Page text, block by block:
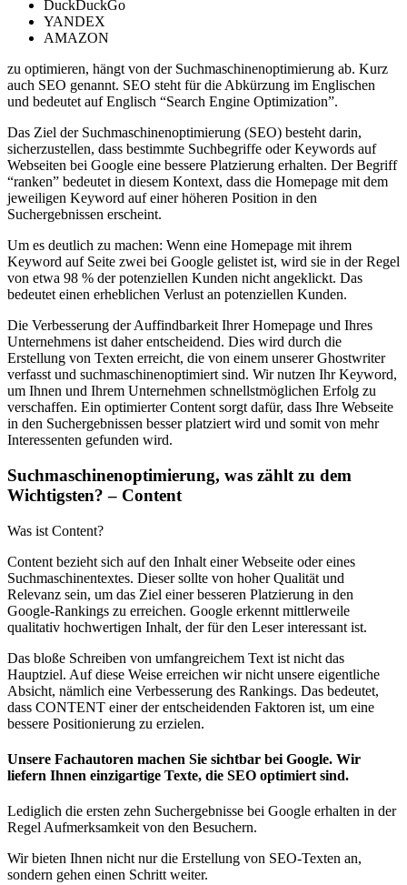
DuckDuckGo
YANDEX
AMAZON
zu optimieren, hängt von der Suchmaschinenoptimierung ab. Kurz
auch SEO genannt. SEO steht für die Abkürzung im Englischen
und bedeutet auf Englisch “Search Engine Optimization”.
Das Ziel der Suchmaschinenoptimierung (SEO) besteht darin,
sicherzustellen, dass bestimmte Suchbegriffe oder Keywords auf
Webseiten bei Google eine bessere Platzierung erhalten. Der Begriff
“ranken” bedeutet in diesem Kontext, dass die Homepage mit dem
jeweiligen Keyword auf einer höheren Position in den
Suchergebnissen erscheint.
Um es deutlich zu machen: Wenn eine Homepage mit ihrem
Keyword auf Seite zwei bei Google gelistet ist, wird sie in der Regel
von etwa 98 % der potenziellen Kunden nicht angeklickt. Das
bedeutet einen erheblichen Verlust an potenziellen Kunden.
Die Verbesserung der Auffindbarkeit Ihrer Homepage und Ihres
Unternehmens ist daher entscheidend. Dies wird durch die
Erstellung von Texten erreicht, die von einem unserer Ghostwriter
verfasst und suchmaschinenoptimiert sind. Wir nutzen Ihr Keyword,
um Ihnen und Ihrem Unternehmen schnellstmöglichen Erfolg zu
verschaffen. Ein optimierter Content sorgt dafür, dass Ihre Webseite
in den Suchergebnissen besser platziert wird und somit von mehr
Interessenten gefunden wird.
Suchmaschinenoptimierung, was zählt zu dem
Wichtigsten? – Content
Was ist Content?
Content bezieht sich auf den Inhalt einer Webseite oder eines
Suchmaschinentextes. Dieser sollte von hoher Qualität und
Relevanz sein, um das Ziel einer besseren Platzierung in den
Google-Rankings zu erreichen. Google erkennt mittlerweile
qualitativ hochwertigen Inhalt, der für den Leser interessant ist.
Das bloße Schreiben von umfangreichem Text ist nicht das
Hauptziel. Auf diese Weise erreichen wir nicht unsere eigentliche
Absicht, nämlich eine Verbesserung des Rankings. Das bedeutet,
dass CONTENT einer der entscheidenden Faktoren ist, um eine
bessere Positionierung zu erzielen.
Unsere Fachautoren machen Sie sichtbar bei Google. Wir
liefern Ihnen einzigartige Texte, die SEO optimiert sind.
Lediglich die ersten zehn Suchergebnisse bei Google erhalten in der
Regel Aufmerksamkeit von den Besuchern.
Wir bieten Ihnen nicht nur die Erstellung von SEO-Texten an,
sondern gehen einen Schritt weiter.